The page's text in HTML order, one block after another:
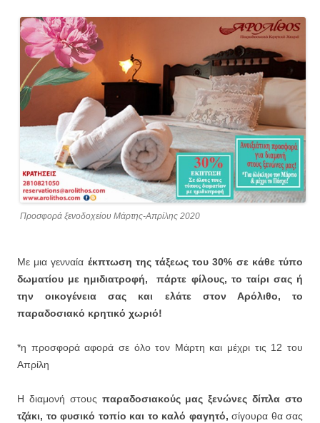
Προσφορά ξενοδοχείου Μάρτης-Απρίλης 2020
Με μια γενναία έκπτωση της τάξεως του 30% σε κάθε τύπο
δωματίου με ημιδιατροφή,
πάρτε φίλους, το ταίρι σας ή
την οικογένεια σας και ελάτε στον Αρόλιθο, το
παραδοσιακό κρητικό χωριό!
*η προσφορά αφορά σε όλο τον Μάρτη και μέχρι τις 12 του
Απρίλη
Η διαμονή στους παραδοσιακούς μας ξενώνες δίπλα στο
τζάκι, το φυσικό τοπίο και το καλό φαγητό, σίγουρα θα σας